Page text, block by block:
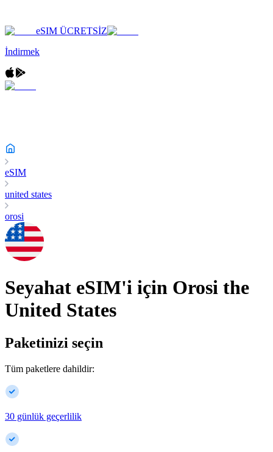
eSIM ÜCRETSİZ
İndirmek
eSIM
united states
orosi
Seyahat eSIM'i için Orosi the
United States
Paketinizi seçin
Tüm paketlere dahildir:
30 günlük geçerlilik